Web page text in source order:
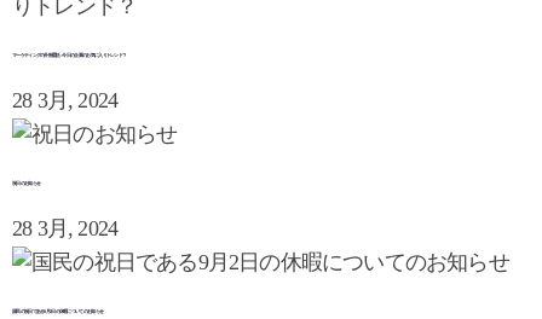
マーケティングの外部委託 – 今日の企業のお気に入りトレンド？
28 3月, 2024
祝日のお知らせ
28 3月, 2024
国民の祝日である9月2日の休暇についてのお知らせ